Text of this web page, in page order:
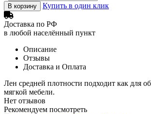
В корзину Купить в один клик
Доставка по РФ
в любой населённый пункт
Описание
Отзывы
Доставка и Оплата
Лен средней плотности подходит как для
мягкой мебели.
Нет отзывов
Рекомендуем посмотреть